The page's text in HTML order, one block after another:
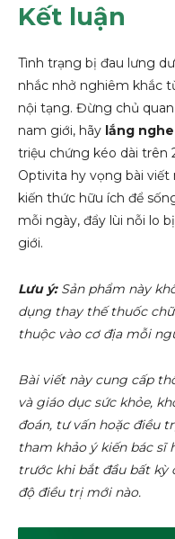
Kết luận
Tình trạng bị đau lưng
nhắc nhở nghiêm khắc
nội tạng. Đừng chủ
nam giới, hãy lắng
triệu chứng kéo dài trên
Optivita hy vọng bài
kiến thức hữu ích để
mỗi ngày, đẩy lùi nỗi lo
giới.
Lưu ý:Sản phẩm này
dụng thay thế thuốc
thuộc vào cơ địa mỗi
Bài viết này cung cấp
và giáo dục sức khỏe,
đoán, tư vấn hoặc điều
tham khảo ý kiến bác sĩ
trước khi bắt đầu bất kỳ
độ điều trị mới nào.